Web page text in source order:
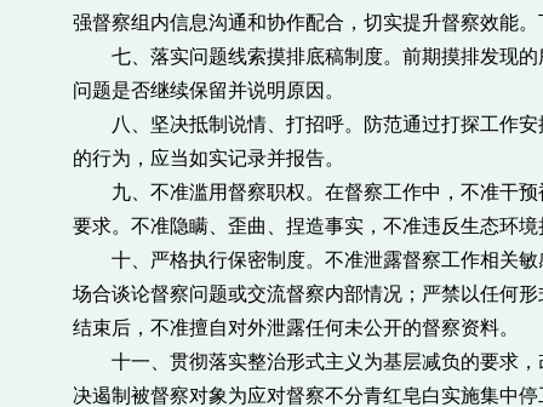
强督察组内信息沟通和协作配合，切实提升督察效能
七、落实问题线索摸排底稿制度。前期摸排发现的
问题是否继续保留并说明原因。
八、坚决抵制说情、打招呼。防范通过打探工作安
的行为，应当如实记录并报告。
九、不准滥用督察职权。在督察工作中，不准干预
要求。不准隐瞒、歪曲、捏造事实，不准违反生态环
十、严格执行保密制度。不准泄露督察工作相关敏
场合谈论督察问题或交流督察内部情况；严禁以任何
结束后，不准擅自对外泄露任何未公开的督察资料。
十一、贯彻落实整治形式主义为基层减负的要求，
决遏制被督察对象为应对督察不分青红皂白实施集中